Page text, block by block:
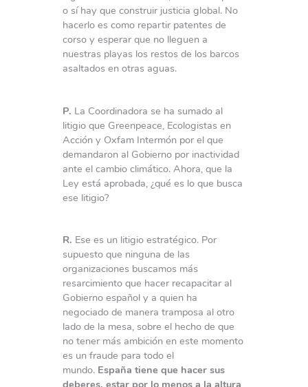
o sí hay que construir justicia global. No
hacerlo es como repartir patentes de
corso y esperar que no lleguen a
nuestras playas los restos de los barcos
asaltados en otras aguas.
P. La Coordinadora se ha sumado al
litigio que Greenpeace, Ecologistas en
Acción y Oxfam Intermón por el que
demandaron al Gobierno por inactividad
ante el cambio climático. Ahora, que la
Ley está aprobada, ¿qué es lo que busca
ese litigio?
R. Ese es un litigio estratégico. Por
supuesto que ninguna de las
organizaciones buscamos más
resarcimiento que hacer recapacitar al
Gobierno español y a quien ha
negociado de manera tramposa al otro
lado de la mesa, sobre el hecho de que
no tener más ambición en este momento
es un fraude para todo el
mundo. España tiene que hacer sus
deberes, estar por lo menos a la altura